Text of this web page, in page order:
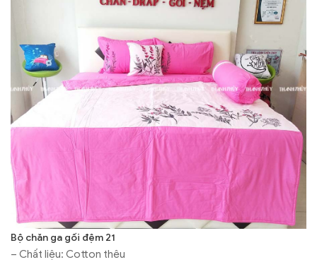
Bộ chăn ga gối đệm 21
– Chất liệu: Cotton thêu